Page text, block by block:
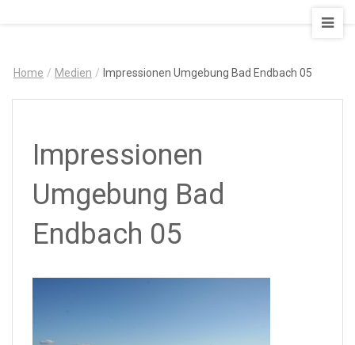
Art
&
Design
Home / Medien / Impressionen Umgebung Bad Endbach 05
Impressionen
Umgebung Bad
Endbach 05